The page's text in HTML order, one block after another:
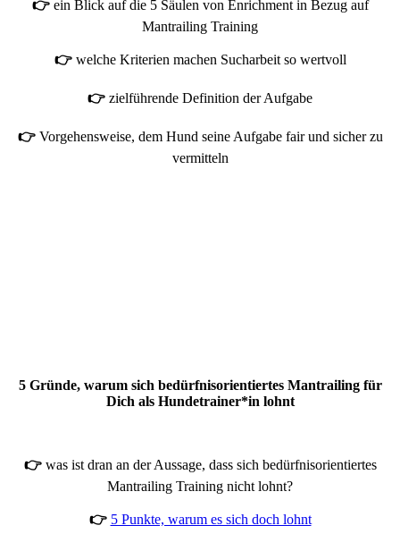
👉 ein Blick auf die 5 Säulen von Enrichment in Bezug auf
Mantrailing Training
👉welche Kriterien machen Sucharbeit so wertvoll
👉 zielführende Definition der Aufgabe
👉Vorgehensweise, dem Hund seine Aufgabe fair und sicher zu
vermitteln
5 Gründe, warum sich bedürfnisorientiertes Mantrailing für
Dich als Hundetrainer*in lohnt
👉 was ist dran an der Aussage, dass sich bedürfnisorientiertes
Mantrailing Training nicht lohnt?
👉 5 Punkte, warum es sich doch lohnt